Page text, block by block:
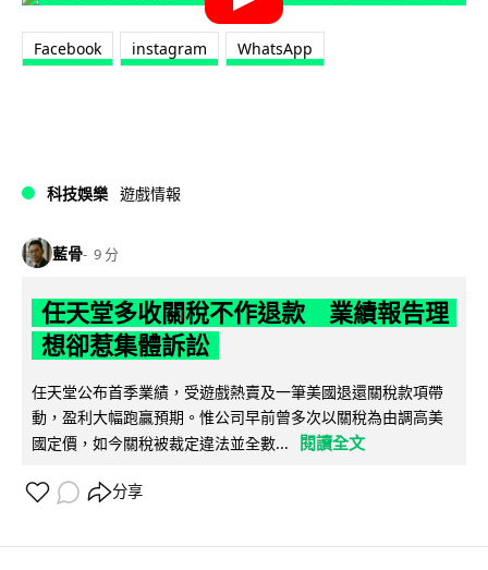
Facebook instagram WhatsApp
科技娛樂 遊戲情報
藍骨 9 分
任天堂多收關稅不作退款 業績報告理
想卻惹集體訴訟
任天堂公布首季業績，受遊戲熱賣及一筆美國退還關稅款項帶
動，盈利大幅跑贏預期。惟公司早前曾多次以關稅為由調高美
國定價，如今關稅被裁定違法並全數...
閱讀全文
分享